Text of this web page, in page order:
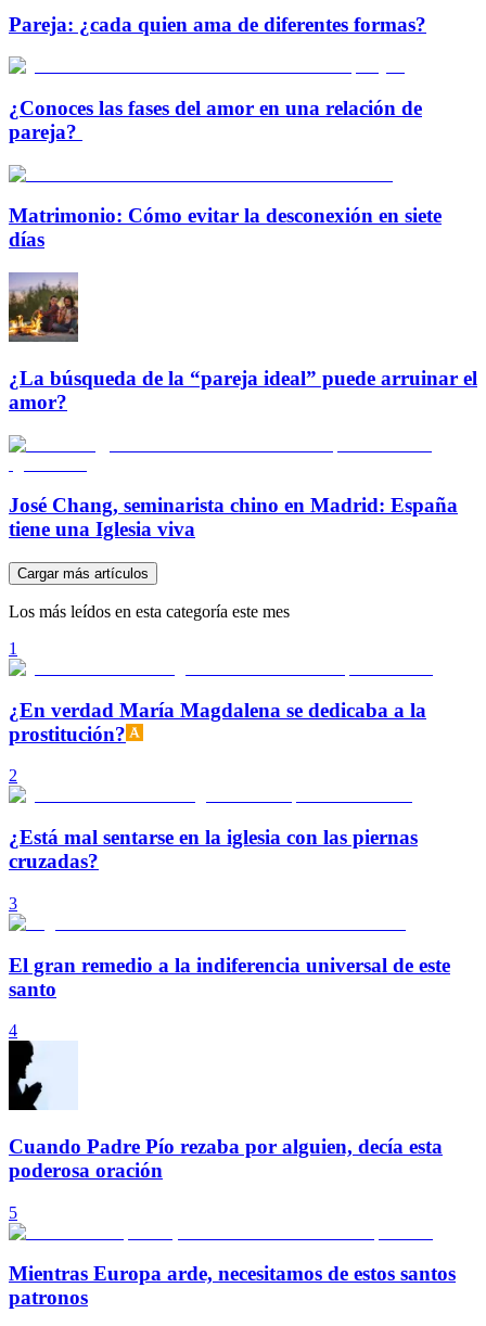
Pareja: ¿cada quien ama de diferentes formas?
¿Conoces las fases del amor en una relación de
pareja?
Matrimonio: Cómo evitar la desconexión en siete
días
¿La búsqueda de la “pareja ideal” puede arruinar el
amor?
José Chang, seminarista chino en Madrid: España
tiene una Iglesia viva
Cargar más artículos
Los más leídos en esta categoría este mes
1
¿En verdad María Magdalena se dedicaba a la
prostitución?
2
¿Está mal sentarse en la iglesia con las piernas
cruzadas?
3
El gran remedio a la indiferencia universal de este
santo
4
Cuando Padre Pío rezaba por alguien, decía esta
poderosa oración
5
Mientras Europa arde, necesitamos de estos santos
patronos